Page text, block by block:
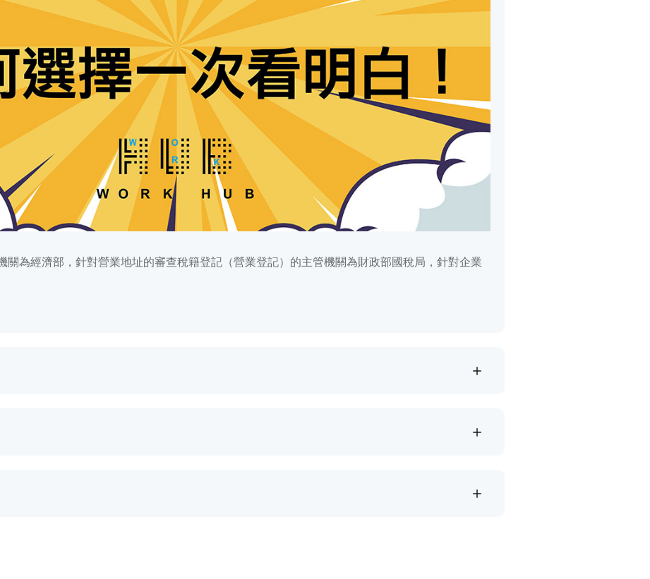
關為經濟部，針對營業地址的審查稅籍登記（營業登記）的主管機關為財政部國稅局，針對企業